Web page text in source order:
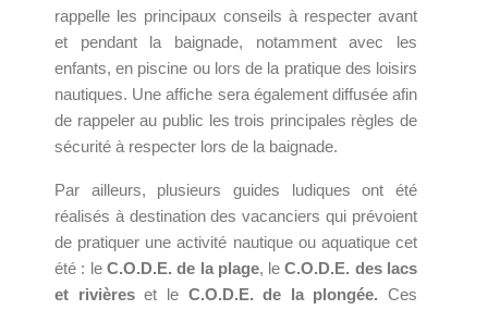
rappelle les principaux conseils à respecter avant
et pendant la baignade, notamment avec les
enfants, en piscine ou lors de la pratique des loisirs
nautiques. Une affiche sera également diffusée afin
de rappeler au public les trois principales règles de
sécurité à respecter lors de la baignade.
Par ailleurs, plusieurs guides ludiques ont été
réalisés à destination des vacanciers qui prévoient
de pratiquer une activité nautique ou aquatique cet
été : le C.O.D.E. de la plage, leC.O.D.E. des lacs
et rivièreset le C.O.D.E. de la plongée. Ces